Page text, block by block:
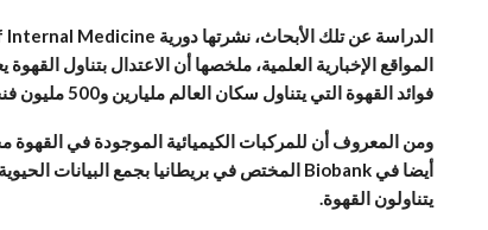
فوائد القهوة التي يتناول سكان العالم مليارين و500 مليون فنجان منها يوميا كمعدل، بحسب الفيديو المعروض.
ومن المعروف أن للمركبات الكيميائية الموجودة في القهوة
يتناولون القهوة.